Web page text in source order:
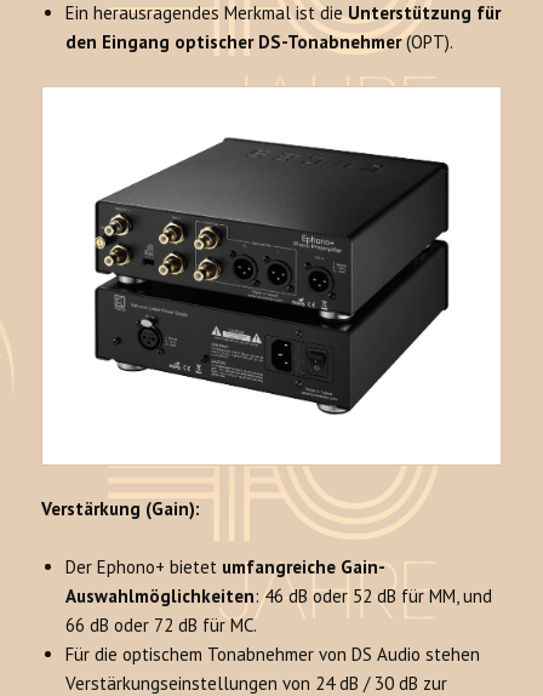
Ein herausragendes Merkmal ist dieUnterstützung für
den Eingang optischer DS-Tonabnehmer(OPT).
Verstärkung (Gain):
Der Ephono+ bietet umfangreiche Gain-
Auswahlmöglichkeiten: 46 dB oder 52 dB für MM, und
66 dB oder 72 dB für MC.
Für die optischem Tonabnehmer von DS Audio stehen
Verstärkungseinstellungen von 24 dB / 30 dB zur